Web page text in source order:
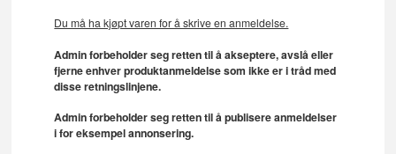
Du må ha kjøpt varen for å skrive en anmeldelse.
Admin forbeholder seg retten til å akseptere, avslå eller
fjerne enhver produktanmeldelse som ikke er i tråd med
disse retningslinjene.
Admin forbeholder seg retten til å publisere anmeldelser
i for eksempel annonsering.